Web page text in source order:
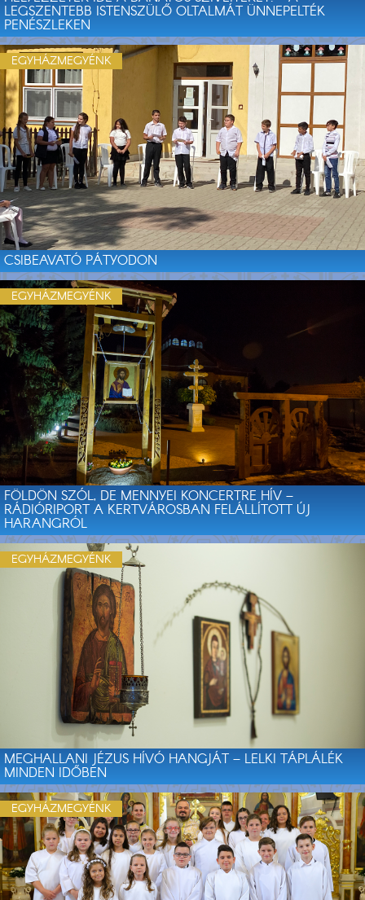
LEGSZENTEBB ISTENSZÜLŐ OLTALMÁT ÜNNEPELTÉK
PENÉSZLEKEN
CSIBEAVATÓ PÁTYODON
EGYHÁZMEGYÉNK
FÖLDÖN SZÓL, DE MENNYEI KONCERTRE HÍV –
RÁDIÓRIPORT A KERTVÁROSBAN FELÁLLÍTOTT ÚJ
HARANGRÓL
EGYHÁZMEGYÉNK
MEGHALLANI JÉZUS HÍVÓ HANGJÁT – LELKI TÁPLÁLÉK
MINDEN IDŐBEN
EGYHÁZMEGYÉNK
EGYHÁZMEGYÉNK